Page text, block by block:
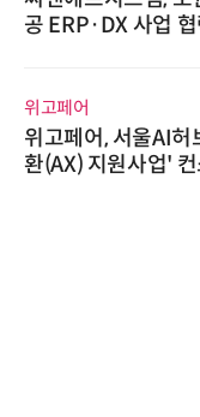
공 ERP·DX 사업 협
위고페어
위고페어, 서울AI
환(AX) 지원사업'